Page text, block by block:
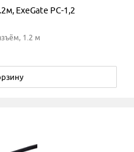
ExeGate PC-1,2
1.2 м